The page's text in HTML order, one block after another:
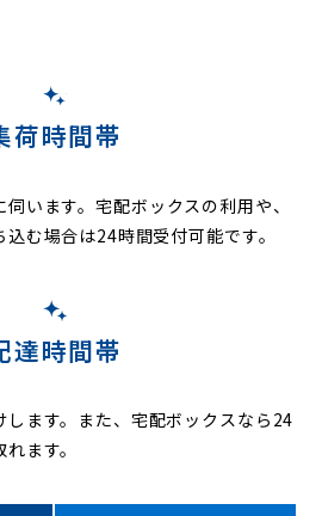
荷時間帯
伺います。宅配ボックスの利用や、
む場合は24時間受付可能です。
達時間帯
ます。また、宅配ボックスなら24
ます。